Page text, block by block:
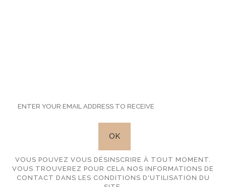
VOUS POUVEZ VOUS DÉSINSCRIRE À TOUT MOMENT.
VOUS TROUVEREZ POUR CELA NOS INFORMATIONS DE
CONTACT DANS LES CONDITIONS D'UTILISATION DU